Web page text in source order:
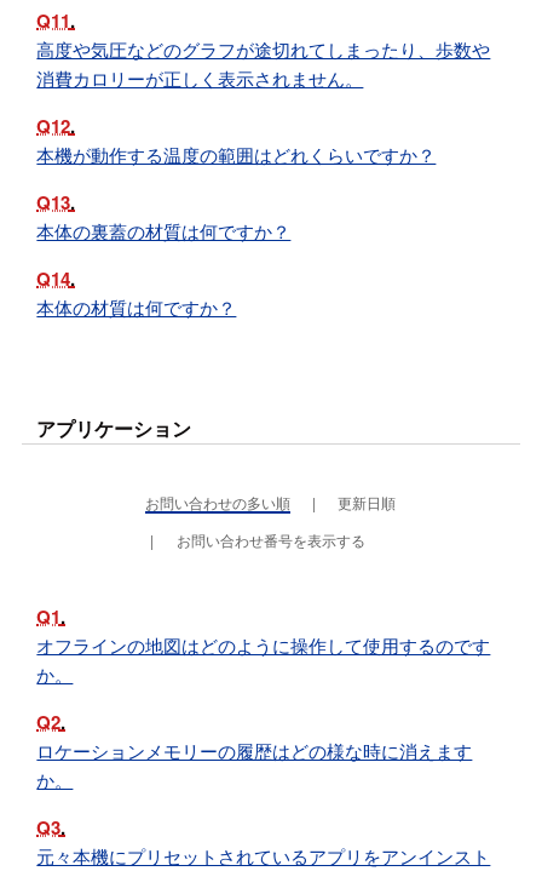
Q11
高度や気圧などのグラフが途切れてしまったり、歩数や
消費カロリーが正しく表示されません。
Q12
本機が動作する温度の範囲はどれくらいですか？
Q13
本体の裏蓋の材質は何ですか？
Q14
本体の材質は何ですか？
アプリケーション
お問い合わせの多い順
更新日順
お問い合わせ番号を表示する
Q1
オフラインの地図はどのように操作して使用するのです
か。
Q2
ロケーションメモリーの履歴はどの様な時に消えます
か。
Q3
元々本機にプリセットされているアプリをアンインスト